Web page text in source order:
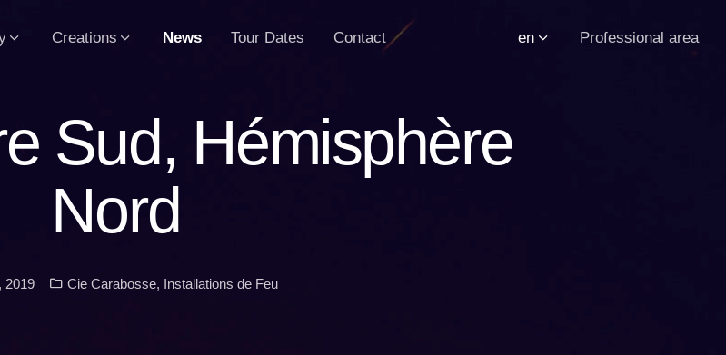
Creations News Tour Dates Contact en Professional area
Sud, Hémisphère
Nord
2019 Categories:
Cie Carabosse, Installations de Feu